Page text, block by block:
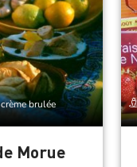
brulée
Morue